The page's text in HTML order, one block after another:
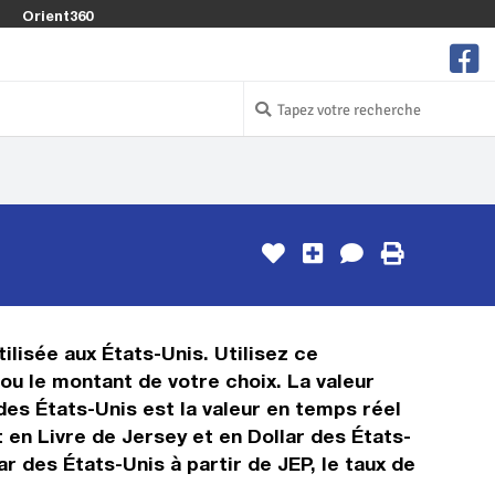
Orient360
aux États-Unis. Utilisez ce
le montant de votre choix. La valeur
États-Unis est la valeur en temps réel
Livre de Jersey et en Dollar des États-
des États-Unis à partir de JEP, le taux de